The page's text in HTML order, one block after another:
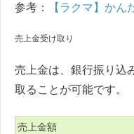
参考： 【ラクマ】かん
売上金受け取り
売上金は、銀行振り込
取ることが可能です。
売上金額